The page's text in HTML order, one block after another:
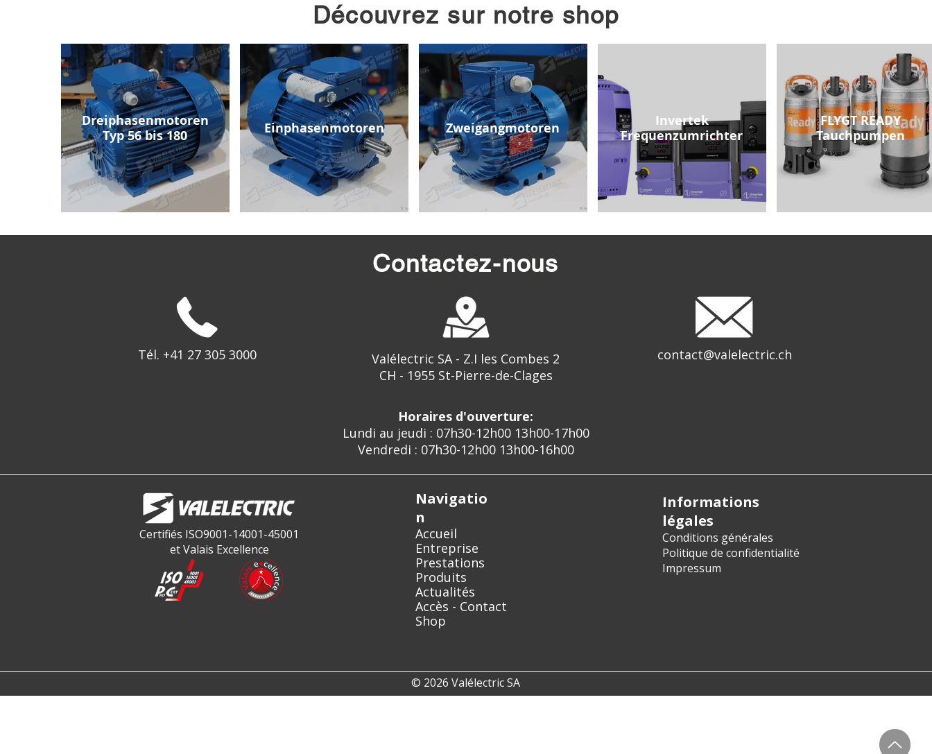
Découvrez sur notre shop
Dreiphasenmotoren
Typ 56 bis 180
Einphasenmotoren Zweigangmotoren
Invertek
Frequenzumrichter
FLYGT READY
Tauchpumpen
Contactez-nous
Tél. +41 27 305 3000
Valélectric SA - Z.I les Combes 2
CH - 1955 St-Pierre-de-Clages
contact@valelectric.ch
Horaires d'ouverture:
Lundi au jeudi : 07h30-12h00 13h00-17h00
Vendredi : 07h30-12h00 13h00-16h00
Certifiés ISO9001-14001-45001
et Valais Excellence
Navigatio
n
Accueil
Entreprise
Prestations
Produits
Actualités
Accès - Contact
Shop
Informations
légales
Conditions générales
Politique de confidentialité
Impressum
© 2026 Valélectric SA